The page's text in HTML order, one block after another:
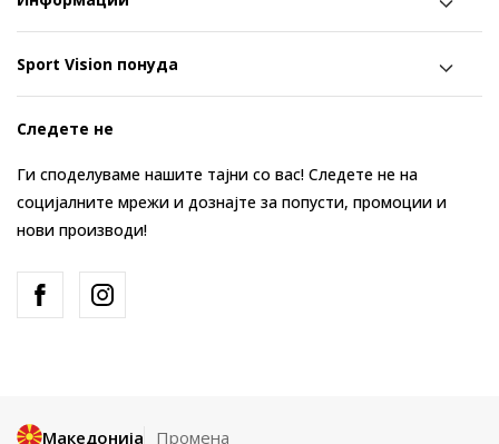
Sport Vision понуда
Следете не
Ги споделуваме нашите тајни со вас! Следете не на
социјалните мрежи и дознајте за попусти, промоции и
нови производи!
Македонија Промена